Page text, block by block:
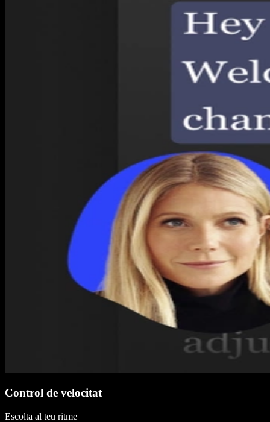
Control de velocitat
Escolta al teu ritme